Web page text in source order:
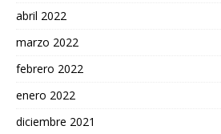
abril 2022
marzo 2022
febrero 2022
enero 2022
diciembre 2021